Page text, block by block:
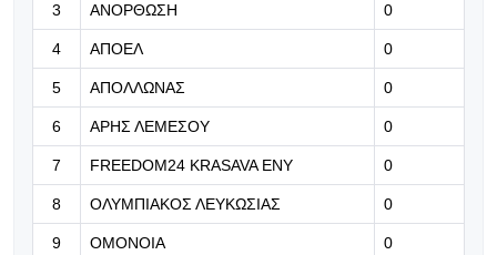
06.08.2026 | 23:25
Ο Φορλάν νέος προπονητής της
εθνικής Ουρουγουάης!
06.08.2026 | 23:12
«Μπορούμε να βασιστούμε σε
όλους τους παίκτες μας»
3 ΑΝΟΡΘΩΣΗ 0
4 ΑΠΟΕΛ 0
5 ΑΠΟΛΛΩΝΑΣ 0
6 ΑΡΗΣ ΛΕΜΕΣΟΥ 0
7 FREEDOM24 KRASAVA ΕΝΥ 0
8 ΟΛΥΜΠΙΑΚΟΣ ΛΕΥΚΩΣΙΑΣ 0
9 ΟΜΟΝΟΙΑ 0